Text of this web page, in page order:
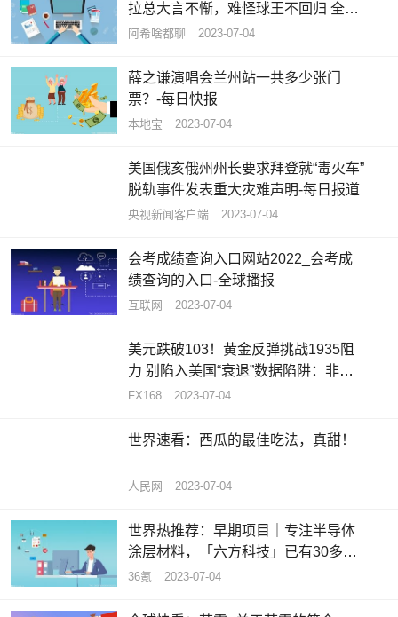
拉总大言不惭，难怪球王不回归 全球
速看料
阿希啥都聊 2023-07-04
薛之谦演唱会兰州站一共多少张门
票？-每日快报
本地宝 2023-07-04
美国俄亥俄州州长要求拜登就“毒火车”
脱轨事件发表重大灾难声明-每日报道
央视新闻客户端 2023-07-04
会考成绩查询入口网站2022_会考成
绩查询的入口-全球播报
互联网 2023-07-04
美元跌破103！黄金反弹挑战1935阻
力 别陷入美国“衰退”数据陷阱：非农
将成美元买盘拐点_天天热推荐
FX168 2023-07-04
世界速看：西瓜的最佳吃法，真甜！
人民网 2023-07-04
世界热推荐：早期项目｜专注半导体
涂层材料，「六方科技」已有30多家
合作伙伴
36氪 2023-07-04